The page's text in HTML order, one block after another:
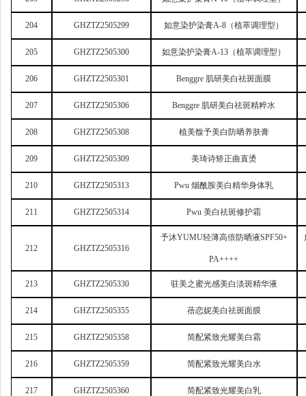
204 GHZTZ2505299 如意染护染膏A-8（植萃调理型）
205 GHZTZ2505300 如意染护染膏A-13（植萃调理型）
206 GHZTZ2505301 Benggre 肌研美白祛斑面膜
207 GHZTZ2505306 Benggre 肌研美白祛斑精粹水
208 GHZTZ2505308 植美馥予美白防晒养肤膏
209 GHZTZ2505309 美琦诗矫正曲直烫
210 GHZTZ2505313 Pwu烟酰胺美白精华身体乳
211 GHZTZ2505314 Pwu美白祛斑修护霜
212 GHZTZ2505316
予沐YUMU轻薄高倍防晒液SPF50+
PA++++
213 GHZTZ2505330 驻美之蜜光感美白淡斑精华液
214 GHZTZ2505355 蓓恋妮美白祛斑面膜
215 GHZTZ2505358 简配紧致光耀美白霜
216 GHZTZ2505359 简配紧致光耀美白水
217 GHZTZ2505360 简配紧致光耀美白乳